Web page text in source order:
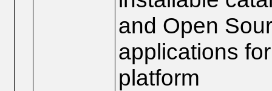
and Open
applications
platform